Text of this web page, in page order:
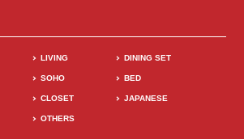
LIVING DINING SET
SOHO BED
CLOSET JAPANESE
OTHERS